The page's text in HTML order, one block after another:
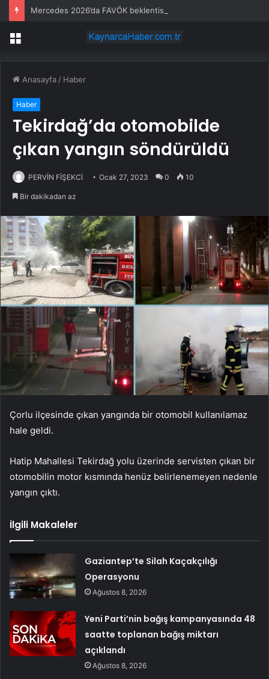
Mercedes 2026’da FAVÖK beklentisini aştı
Menü
Anasayfa / Haber
Haber
Tekirdağ’da otomobilde
çıkan yangın söndürüldü
PERVİN FİŞEKCİ Ocak 27, 2023 0 10
Bir dakikadan az
Çorlu ilçesinde çıkan yangında bir otomobil kullanılamaz
hale geldi.
Hatip Mahallesi Tekirdağ yolu üzerinde servisten çıkan bir
otomobilin motor kısmında henüz belirlenemeyen nedenle
yangın çıktı.
İlgili Makaleler
Gaziantep’te Silah Kaçakçılığı
Operasyonu
Ağustos 8, 2026
Yeni Parti’nin bağış kampanyasında 48
saatte toplanan bağış miktarı
açıklandı
Ağustos 8, 2026